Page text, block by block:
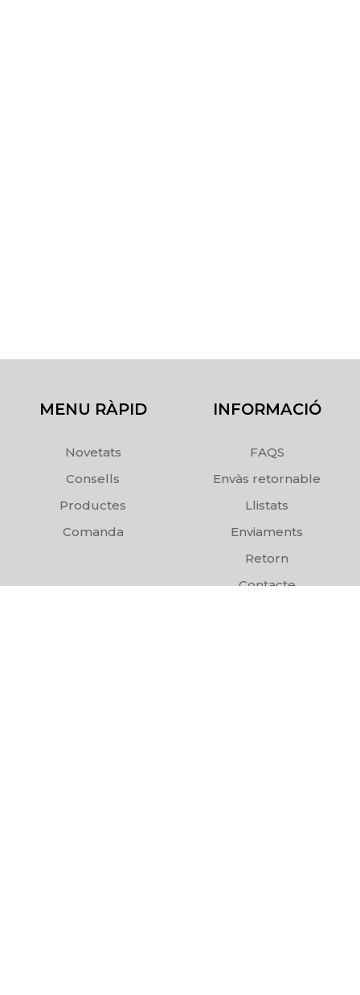
MENU RÀPID
Novetats
Consells
Productes
Comanda
INFORMACIÓ
FAQS
Envàs retornable
Llistats
Enviaments
Retorn
Contacte